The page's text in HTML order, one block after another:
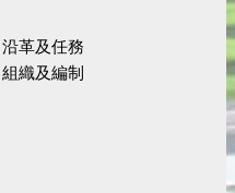
沿革及任務
組織及編制